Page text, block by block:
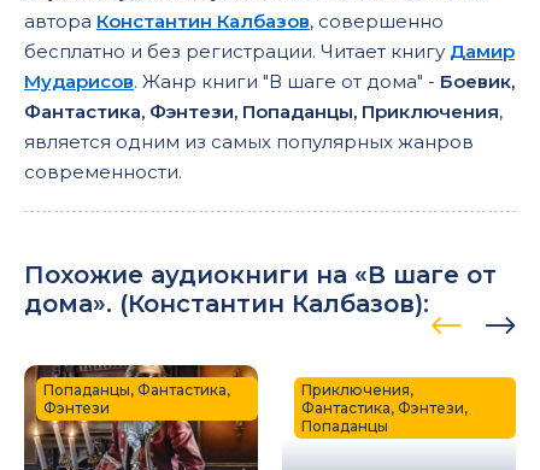
автора Константин Калбазов, совершенно
бесплатно и без регистрации. Читает книгу Дамир
Мударисов. Жанр книги "В шаге от дома" - Боевик,
Фантастика, Фэнтези, Попаданцы, Приключения,
является одним из самых популярных жанров
современности.
Похожие аудиокниги на «В шаге от
дома». (Константин Калбазов):
Попаданцы, Фантастика,
Фэнтези
Приключения,
Фантастика, Фэнтези,
Попаданцы